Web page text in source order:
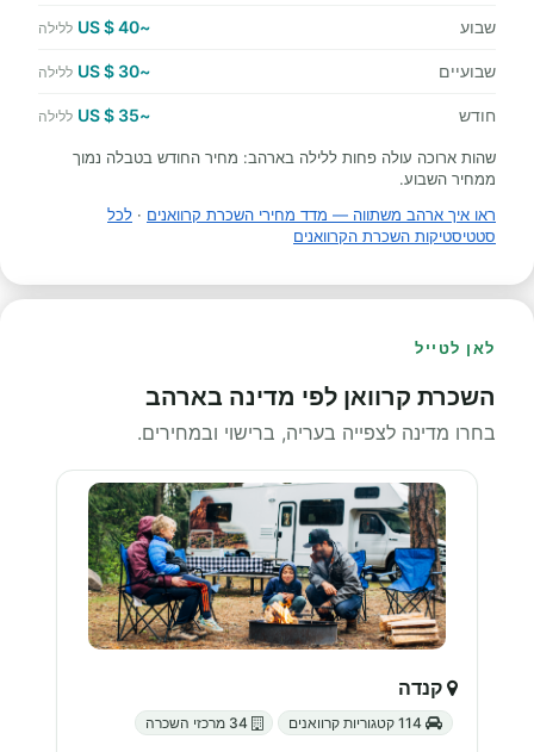
שבוע ~40 $ US ללילה
שבועיים ~30 $ US ללילה
חודש ~35 $ US ללילה
שהות ארוכה עולה פחות ללילה בארהב: מחיר החודש בטבלה נמוך
ממחיר השבוע.
ראו איך ארהב משתווה — מדד מחירי השכרת קרוואנים · לכל
סטטיסטיקות השכרת הקרוואנים
לאן לטייל
השכרת קרוואן לפי מדינה בארהב
בחרו מדינה לצפייה בעריה, ברישוי ובמחירים.
קנדה